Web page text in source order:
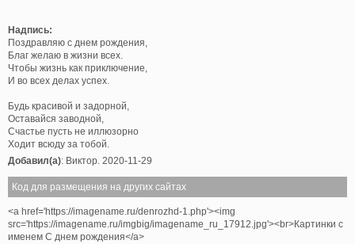
Надпись:
Поздравляю с днем рождения,
Благ желаю в жизни всех.
Чтобы жизнь как приключение,
И во всех делах успех.
Будь красивой и задорной,
Оставайся заводной,
Счастье пусть не иллюзорно
Ходит всюду за тобой.
Добавил(а): Виктор. 2020-11-29
Код для размещения на других сайтах
<a href='https://imagename.ru/denrozhd-1.php'><img
src='https://imagename.ru/imgbig/imagename_ru_17912.jpg'><br>Картинки с
именем С днем рождения</a>